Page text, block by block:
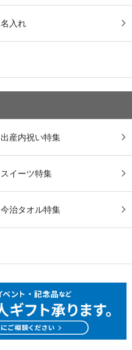
名入れ
出産内祝い特集
スイーツ特集
今治タオル特集